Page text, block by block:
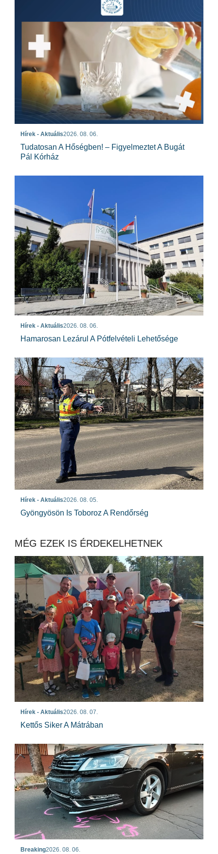
Hírek - Aktuális2026. 08. 06.
Tudatosan A Hőségben! – Figyelmeztet A Bugát
Pál Kórház
Hírek - Aktuális2026. 08. 06.
Hamarosan Lezárul A Pótfelvételi Lehetősége
Hírek - Aktuális2026. 08. 05.
Gyöngyösön Is Toboroz A Rendőrség
MÉG EZEK IS ÉRDEKELHETNEK
Hírek - Aktuális2026. 08. 07.
Kettős Siker A Mátrában
Breaking2026. 08. 06.